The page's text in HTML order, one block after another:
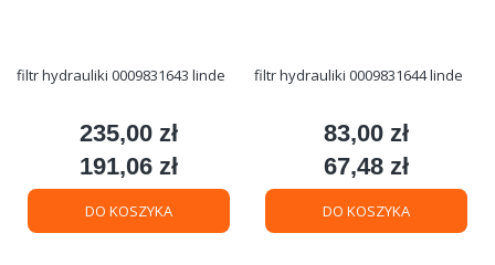
filtr hydrauliki 0009831643 linde
Cena
235,00 zł
Cena
191,06 zł
DO KOSZYKA
filtr hydrauliki 0009831644 linde
Cena
83,00 zł
Cena
67,48 zł
DO KOSZYKA